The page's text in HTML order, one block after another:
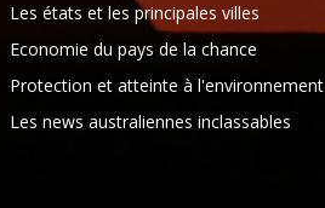
Les états et les principales villes
Economie du pays de la chance
Protection et atteinte à l'environnement
Les news australiennes inclassables